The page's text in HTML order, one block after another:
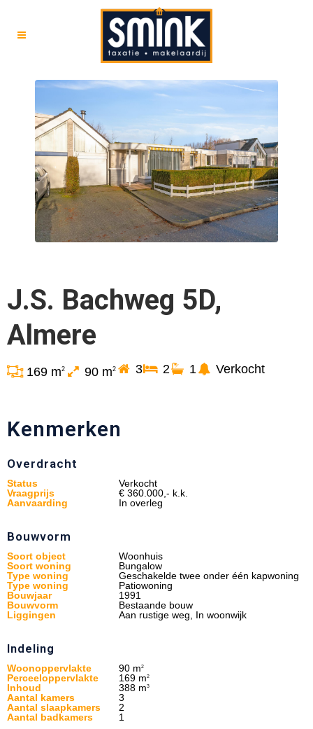
J.S. Bachweg 5D,
Almere
169 m2 90 m2 3 2 1 Verkocht
Kenmerken
Overdracht
Status
Verkocht
Vraagprijs
€ 360.000,- k.k.
Aanvaarding
In overleg
Bouwvorm
Soort object
Woonhuis
Soort woning
Bungalow
Type woning
Geschakelde twee onder één kapwoning
Type woning
Patiowoning
Bouwjaar
1991
Bouwvorm
Bestaande bouw
Liggingen
Aan rustige weg, In woonwijk
Indeling
Woonoppervlakte 90 m2
Perceeloppervlakte 169 m2
Inhoud 388 m3
Aantal kamers
3
Aantal slaapkamers
2
Aantal badkamers
1